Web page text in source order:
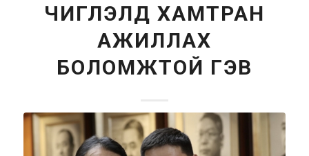
ЧИГЛЭЛД ХАМТРАН
АЖИЛЛАХ
БОЛОМЖТОЙ ГЭВ